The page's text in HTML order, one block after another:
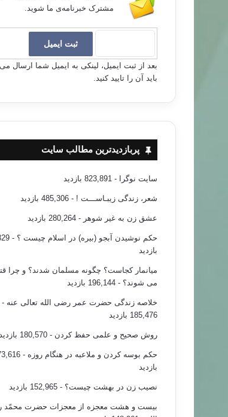
مشترک خبرنامه‌ی ما شوید.
بعد از ثبت ایمیل، لینکی به ایمیل شما ارسال
باید آن را تایید کنید.
پربازدیدترین مطالب سایت
سایت نوگرا - 823,891 بازدید
شعر، زندگی زیبـاســـت ! - 485,306 بازدید
عشق زن به غیر شوهر - 280,264 بازدید
حکم نوشیدن آبجو (بیره) در اسلام چیست ؟
بازدید
میانمار کجاست؟ چگونه مسلمان شدند؟ و چرا
می شوند؟ - 196,144 بازدید
خلاصه زندگی حضرت عمر رضی الله تعالی عنه -
185,476 بازدید
روش صحیح و علمی حفظ کردن - 180,570 بازدید
حکم بوسه کردن و ملاعبه در هنگام روزه
بازدید
نصیب زن در بهشت چیست؟ - 152,965 بازدید
بیست و هشت معجزه از معجزات حضرت محمّد